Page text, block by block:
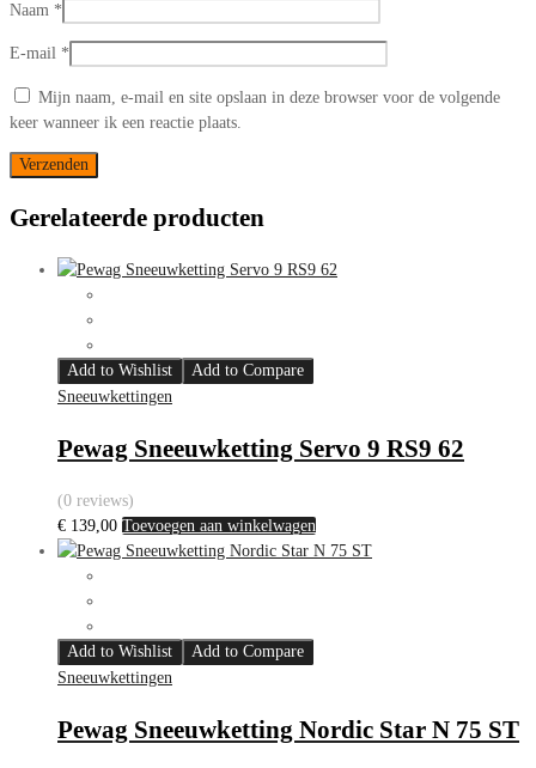
Naam *
E-mail *
Mijn naam, e-mail en site opslaan in deze browser voor de volgende
keer wanneer ik een reactie plaats.
Gerelateerde producten
Add to Wishlist
Add to Compare
Sneeuwkettingen
Pewag Sneeuwketting Servo 9 RS9 62
(0 reviews)
€ 139,00 Toevoegen aan winkelwagen
Add to Wishlist
Add to Compare
Sneeuwkettingen
Pewag Sneeuwketting Nordic Star N 75 ST